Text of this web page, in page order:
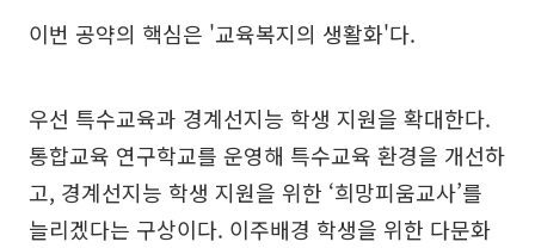
이번 공약의 핵심은 '교육복지의 생활화'다.
우선 특수교육과 경계선지능 학생 지원을 확대한다.
통합교육 연구학교를 운영해 특수교육 환경을 개선하
고, 경계선지능 학생 지원을 위한 ‘희망피움교사’를
늘리겠다는 구상이다. 이주배경 학생을 위한 다문화